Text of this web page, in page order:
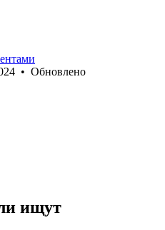
• Обновлено
ищут